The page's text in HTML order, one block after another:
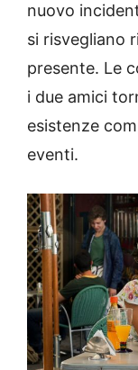
nuovo
si risvegliano
presente. Le
i due amici
esistenze
eventi.